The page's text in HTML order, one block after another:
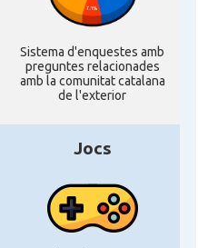
Sistema d'enquestes amb
preguntes relacionades
amb la comunitat catalana
de l'exterior
Jocs